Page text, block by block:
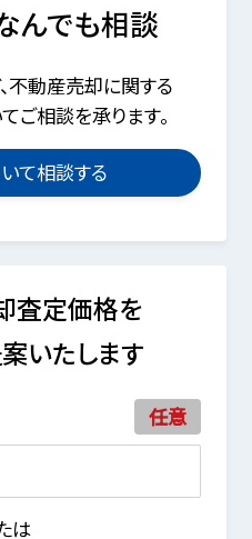
んでも相談
不動産売却に関する
ご相談を承ります。
て相談する
査定価格を
いたします
任意
は